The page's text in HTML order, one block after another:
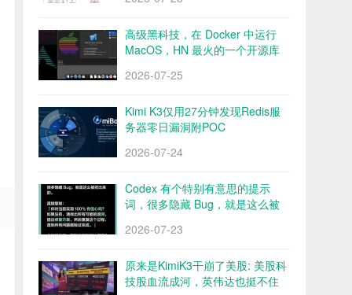
高级黑科技，在 Docker 中运行
MacOS，HN 最火的一个开源库
2026-07-25
Kimi K3仅用27分钟发现Redis服
务器零日漏洞附POC
2026-07-24
Codex 有个特别有意思的提示
词，很多隐藏 Bug，就是这么被
2026-07-23
原来是KimiK3干崩了美股: 美股科
技股血流成河，英伟达也挺不住